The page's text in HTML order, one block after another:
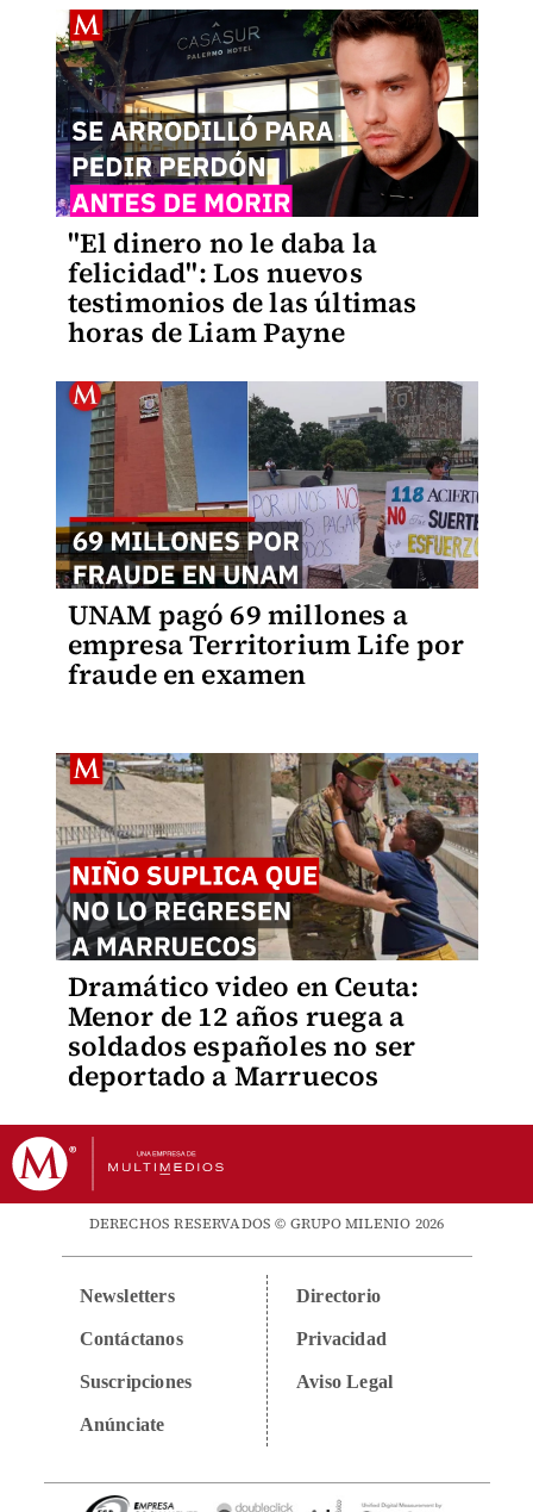
"El dinero no le daba la
felicidad": Los nuevos
testimonios de las últimas
horas de Liam Payne
UNAM pagó 69 millones a
empresa Territorium Life por
fraude en examen
Dramático video en Ceuta:
Menor de 12 años ruega a
soldados españoles no ser
deportado a Marruecos
DERECHOS RESERVADOS © GRUPO MILENIO 2026
Newsletters
Contáctanos
Suscripciones
Anúnciate
Directorio
Privacidad
Aviso Legal